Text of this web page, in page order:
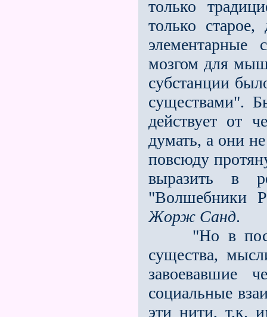
только
только
элементарные
мозгом для
субстанции
существами".
действует от
думать, а они
повсюду
выразить в
"Волшебники
Жорж Санд.
"Но в
существа,
завоевавшие
социальные
эти нити, т.к.